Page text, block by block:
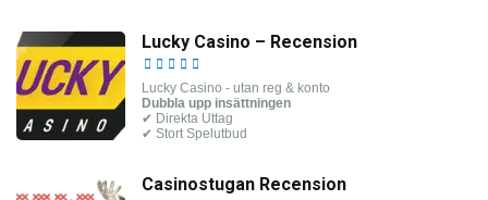
Lucky Casino – Recension
Lucky Casino - utan reg & konto
Dubbla upp insättningen
✔ Direkta Uttag
✔ Stort Spelutbud
Casinostugan Recension